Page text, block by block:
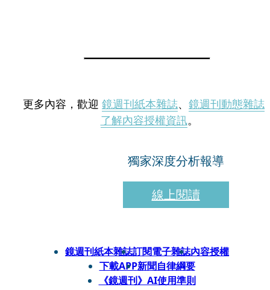
更多內容，歡迎 鏡週刊紙本雜誌、 鏡週刊動態雜誌
了解內容授權資訊。
獨家深度分析報導
線上閱讀
鏡週刊紙本雜誌訂閱電子雜誌內容授權
下載APP新聞自律綱要
《鏡週刊》AI使用準則